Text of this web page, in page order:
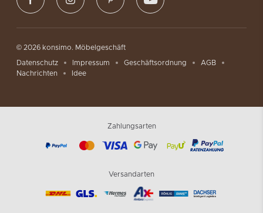
© 2026 konsimo. Möbelgeschäft
Datenschutz Impressum Geschäftsordnung
AGB
Nachrichten
Idee
Zahlungsarten
Versandarten